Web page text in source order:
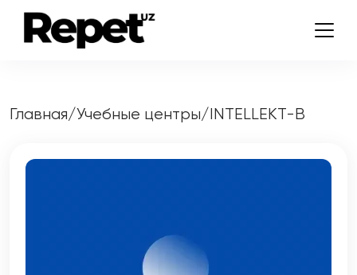
Главная/Учебные центры/INTELLEKT-B